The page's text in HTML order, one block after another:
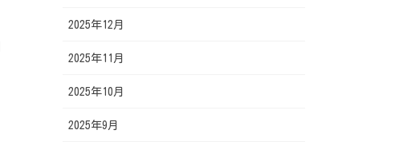
2025年12月
2025年11月
2025年10月
2025年9月